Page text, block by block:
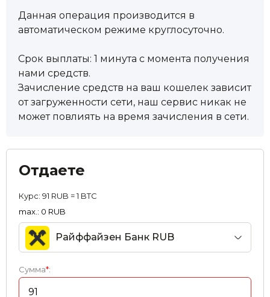
Данная операция производится в
автоматическом режиме круглосуточно.
Срок выплаты: 1 минута с момента получения
нами средств.
Зачисление средств на ваш кошелек зависит
от загруженности сети, наш сервис никак не
может повлиять на время зачисления в сети.
Отдаете
Курс: 91 RUB = 1 BTC
max.: 0 RUB
Райффайзен Банк RUB
Сумма*: